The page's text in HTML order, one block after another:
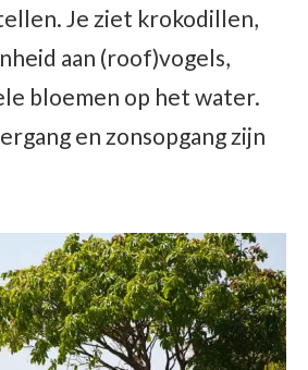
Je ziet krokodillen,
aan (roof)vogels,
bloemen op het water.
en zonsopgang zijn